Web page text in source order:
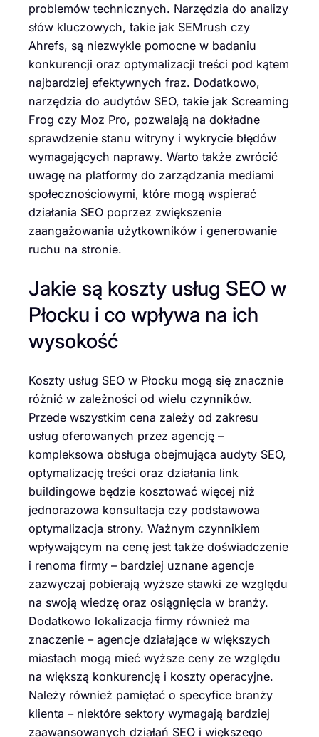
problemów technicznych. Narzędzia do analizy
słów kluczowych, takie jak SEMrush czy
Ahrefs, są niezwykle pomocne w badaniu
konkurencji oraz optymalizacji treści pod kątem
najbardziej efektywnych fraz. Dodatkowo,
narzędzia do audytów SEO, takie jak Screaming
Frog czy Moz Pro, pozwalają na dokładne
sprawdzenie stanu witryny i wykrycie błędów
wymagających naprawy. Warto także zwrócić
uwagę na platformy do zarządzania mediami
społecznościowymi, które mogą wspierać
działania SEO poprzez zwiększenie
zaangażowania użytkowników i generowanie
ruchu na stronie.
Jakie są koszty usług SEO w
Płocku i co wpływa na ich
wysokość
Koszty usług SEO w Płocku mogą się znacznie
różnić w zależności od wielu czynników.
Przede wszystkim cena zależy od zakresu
usług oferowanych przez agencję –
kompleksowa obsługa obejmująca audyty SEO,
optymalizację treści oraz działania link
buildingowe będzie kosztować więcej niż
jednorazowa konsultacja czy podstawowa
optymalizacja strony. Ważnym czynnikiem
wpływającym na cenę jest także doświadczenie
i renoma firmy – bardziej uznane agencje
zazwyczaj pobierają wyższe stawki ze względu
na swoją wiedzę oraz osiągnięcia w branży.
Dodatkowo lokalizacja firmy również ma
znaczenie – agencje działające w większych
miastach mogą mieć wyższe ceny ze względu
na większą konkurencję i koszty operacyjne.
Należy również pamiętać o specyfice branży
klienta – niektóre sektory wymagają bardziej
zaawansowanych działań SEO i większego